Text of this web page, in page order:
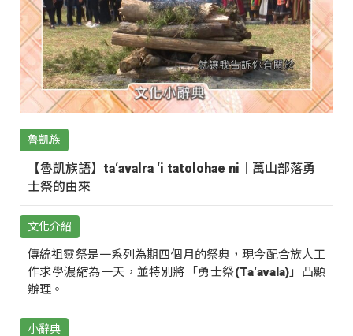
魯凱族
【魯凱族語】ta‘avalra ‘i tatolohae ni｜萬山部落勇
士祭的由來
文化介紹
傳統祖靈祭是一系列為期四個月的祭典，現今配合族人工
作求學濃縮為一天，並特別將「勇士祭(Ta‘avala)」凸顯
辦理。
小辭典